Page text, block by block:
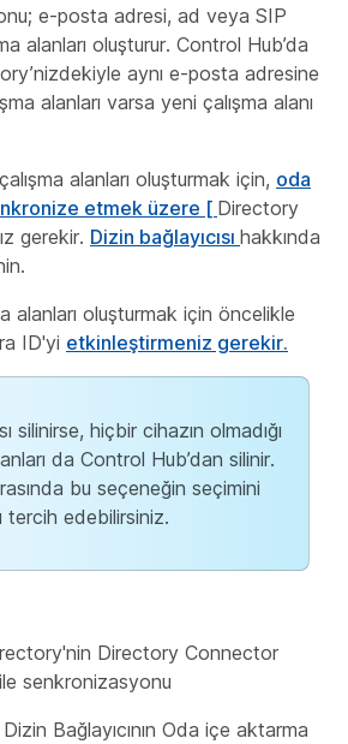
e-posta adresi, ad veya SIP
alanları oluşturur. Control Hub’da
aynı e-posta adresine
alanları varsa yeni çalışma alanı
alanları oluşturmak için, oda
etmek üzere [ Directory
gerekir. Dizin bağlayıcısı hakkında
alanları oluşturmak için öncelikle
ID'yi etkinleştirmeniz gerekir.
silinirse, hiçbir cihazın olmadığı
da Control Hub’dan silinir.
bu seçeneğin seçimini
tercih edebilirsiniz.
Directory Connector
senkronizasyonu
Bağlayıcının Oda içe aktarma